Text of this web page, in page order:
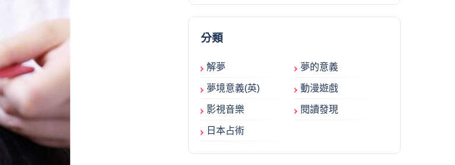
分類
解夢 夢的意義
夢境意義(英) 動漫遊戲
影視音樂 閱讀發現
日本占術